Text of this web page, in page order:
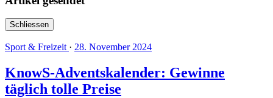
Schliessen
Sport & Freizeit · 28. November 2024
KnowS-Adventskalender: Gewinne
täglich tolle Preise